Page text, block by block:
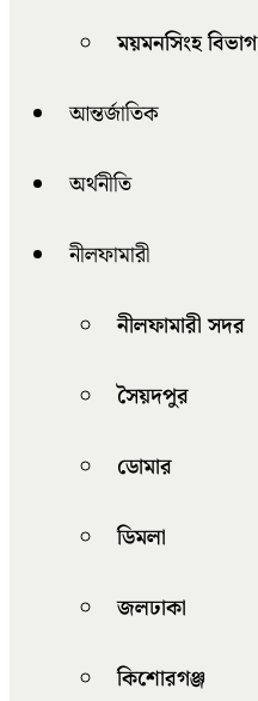
ময়মনসিংহ বিভাগ
আন্তর্জাতিক
অর্থনীতি
নীলফামারী
নীলফামারী সদর
সৈয়দপুর
ডোমার
ডিমলা
জলঢাকা
কিশোরগঞ্জ